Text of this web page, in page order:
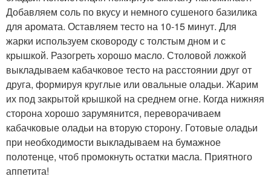
Добавляем соль по вкусу и немного сушеного базилика
для аромата. Оставляем тесто на 10-15 минут. Для
жарки используем сковороду с толстым дном и с
крышкой. Разогреть хорошо масло. Столовой ложкой
выкладываем кабачковое тесто на расстоянии друг от
друга, формируя круглые или овальные оладьи. Жарим
их под закрытой крышкой на среднем огне. Когда нижняя
сторона хорошо зарумянится, переворачиваем
кабачковые оладьи на вторую сторону. Готовые оладьи
при необходимости выкладываем на бумажное
полотенце, чтоб промокнуть остатки масла. Приятного
аппетита!